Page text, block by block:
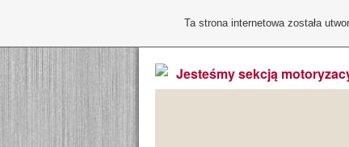
Jesteśmy sekcją
Ta strona internetowa została